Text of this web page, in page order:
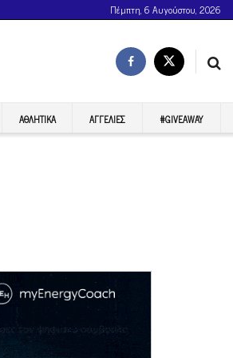
Πέμπτη, 6 Αυγούστου, 2026
ΑΘΛΗΤΙΚΆ ΑΓΓΕΛΊΕΣ #GIVEAWAY